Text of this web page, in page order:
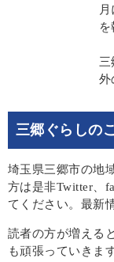
三
外
三郷ぐらしの
埼玉県三郷市の地
方は是非Twitter、
てください。最新
読者の方が増える
も頑張っていきま